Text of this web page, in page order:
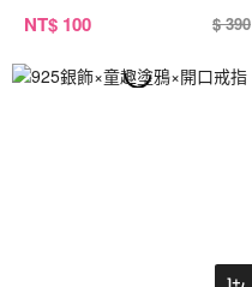
NT$ 100 $ 390